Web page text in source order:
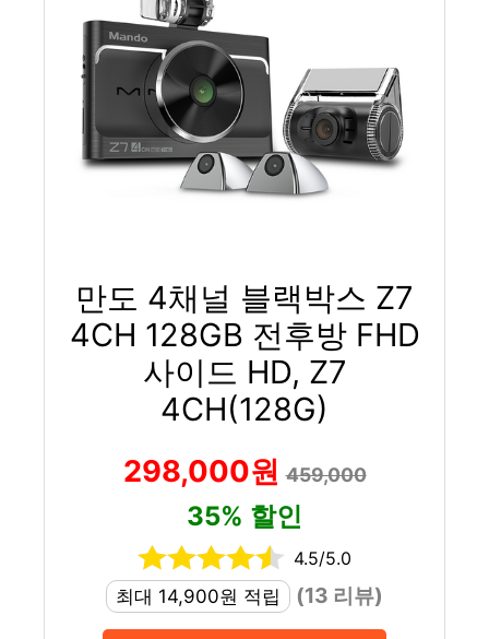
만도 4채널 블랙박스 Z7
4CH 128GB 전후방 FHD
사이드 HD, Z7
4CH(128G)
298,000원459,000
35% 할인
4.5/5.0
최대 14,900원 적립
(13 리뷰)